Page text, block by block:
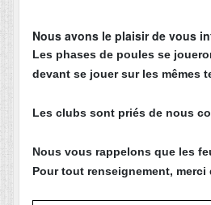
Nous avons le plaisir de vous
Les phases de poules se
devant se jouer sur les mêmes
Les clubs sont priés de nous
Nous vous rappelons que les
Pour tout renseignement, merci